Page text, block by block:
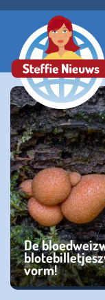
De
vorm!